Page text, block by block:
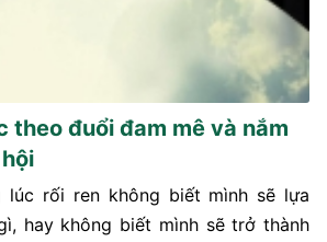
theo đuổi đam mê và nắm
lúc rối ren không biết mình sẽ lựa
hay không biết mình sẽ trở thành